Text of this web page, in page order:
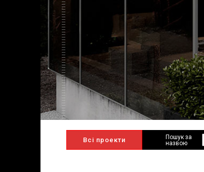
Всі проекти
Пошук за
назвою